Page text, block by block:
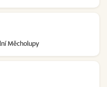
Měcholupy